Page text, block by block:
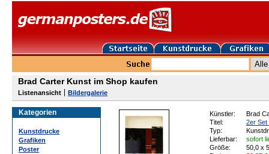
Brad Carter Kunst im Shop kaufen
Listenansicht Bildergalerie
Kategorien
Kunstdrucke
Grafiken
Poster
Künstler:
Brad
Titel:
2er Set
Typ:
Lieferbar:
sofort
Größe:
50,0 x